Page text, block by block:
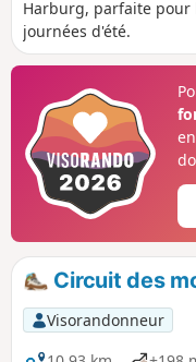
Harburg, parfaite pour
journées d'été.
Circuit des
Visorandonneur